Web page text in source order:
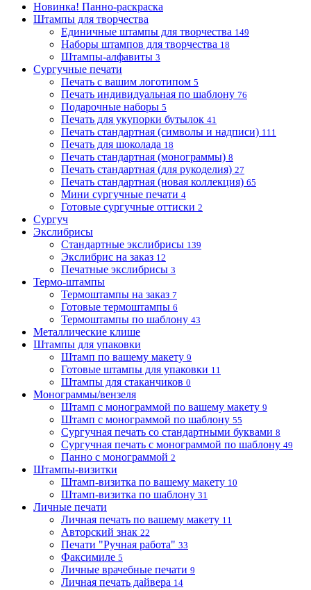
Новинка! Панно-раскраска
Штампы для творчества
Единичные штампы для творчества 149
Наборы штампов для творчества 18
Штампы-алфавиты 3
Сургучные печати
Печать с вашим логотипом 5
Печать индивидуальная по шаблону 76
Подарочные наборы 5
Печать для укупорки бутылок 41
Печать стандартная (символы и надписи) 111
Печать для шоколада 18
Печать стандартная (монограммы) 8
Печать стандартная (для рукоделия) 27
Печать стандартная (новая коллекция) 65
Мини сургучные печати 4
Готовые сургучные оттиски 2
Сургуч
Экслибрисы
Стандартные экслибрисы 139
Экслибрис на заказ 12
Печатные экслибрисы 3
Термо-штампы
Термоштампы на заказ 7
Готовые термоштампы 6
Термоштампы по шаблону 43
Металлические клише
Штампы для упаковки
Штамп по вашему макету 9
Готовые штампы для упаковки 11
Штампы для стаканчиков 0
Монограммы/вензеля
Штамп с монограммой по вашему макету 9
Штамп с монограммой по шаблону 55
Сургучная печать со стандартными буквами 8
Сургучная печать с монограммой по шаблону 49
Панно с монограммой 2
Штампы-визитки
Штамп-визитка по вашему макету 10
Штамп-визитка по шаблону 31
Личные печати
Личная печать по вашему макету 11
Авторский знак 22
Печати "Ручная работа" 33
Факсимиле 5
Личные врачебные печати 9
Личная печать дайвера 14